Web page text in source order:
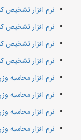
نرم افزار تشخیص
نرم افزار تشخیص
نرم افزار تشخیص
نرم افزار تشخیص
نرم افزار
نرم افزار محاسبه
نرم افزار محاسبه
نرم افزار محاسبه